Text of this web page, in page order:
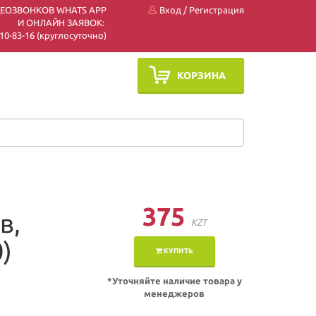
WHATS APP
И ОНЛАЙН ЗАЯВОК:
83-16 (круглосуточно)
Вход / Регистрация
КОРЗИНА
375 KZT
КУПИТЬ
*Уточняйте наличие товара у
менеджеров